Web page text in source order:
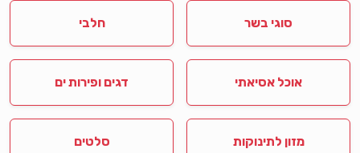
סוגי בשר חלבי
אוכל אסיאתי דגים ופירות ים
מזון לתינוקות סלטים